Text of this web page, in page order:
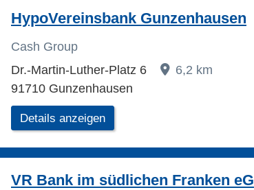
HypoVereinsbank Gunzenhausen
Cash Group
Dr.-Martin-Luther-Platz 6
6,2 km
91710 Gunzenhausen
Details anzeigen
VR Bank im südlichen Franken eG